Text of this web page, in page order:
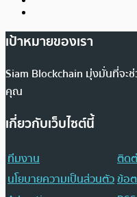
เป้าหมายของเรา
Siam Blockchain มุ่งมั่นที่จะ
คุณ
เกี่ยวกับเว็บไซต์นี้
ทีมงาน
ติด
นโยบายความเป็นส่วนตัวข้อ